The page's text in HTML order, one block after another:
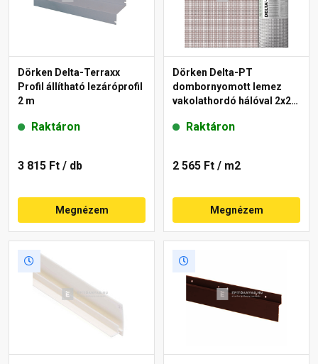
Dörken Delta-Terraxx
Profil állítható lezáróprofil
2 m
Raktáron
3 815 Ft / db
Megnézem
Dörken Delta-PT
dombornyomott lemez
vakolathordó hálóval 2x20
Raktáron
2 565 Ft / m2
Megnézem